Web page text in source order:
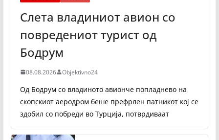
Слета владиниот авион со
повредениот турист од
Бодрум
08.08.2026 Objektivno24
Од Бодрум со владиното авионче попладнево на
скопскиот аеродром беше префрлен патникот кој се
здобил со побреди во Турција, потврдиваат